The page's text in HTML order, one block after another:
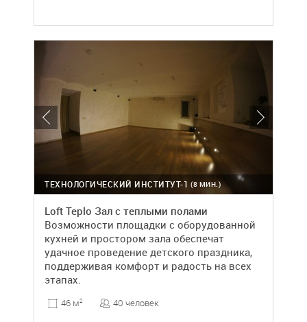
(8 МИН.)
ТЕХНОЛОГИЧЕСКИЙ ИНСТИТУТ-1
Loft Teplo Зал с теплыми полами
Возможности площадки с оборудованной
кухней и простором зала обеспечат
удачное проведение детского праздника,
поддерживая комфорт и радость на всех
этапах.
46 м2 40 человек